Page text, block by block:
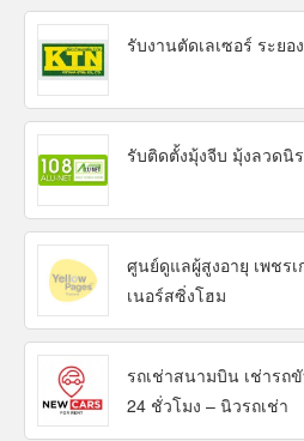
รับงานตัดเลเซอร์ ระย
รับติดตั้งมุ้งจีบ มุ้งลวดนิ
ศูนย์ดูแลผู้สูงอายุ เพชรเ
เนอร์สซิ่งโฮม
รถเช่าสนามบิน เช่ารถ
24 ชั่วโมง – นิวรถเช่า